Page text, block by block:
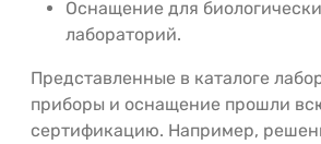
Оснащение для
лабораторий.
Представленные в каталоге
приборы и оснащение прошли
сертификацию. Например,